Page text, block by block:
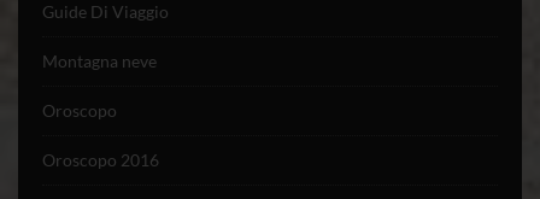
Guide Di Viaggio
Montagna neve
Oroscopo
Oroscopo 2016